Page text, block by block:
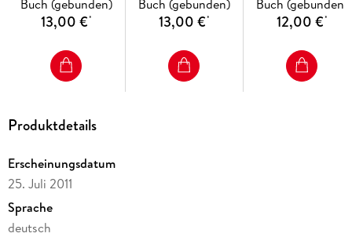
Buch (gebunden)
13,00 €*
Buch (gebunden)
13,00 €*
Buch (gebunden)
12,00 €*
Produktdetails
Erscheinungsdatum
25. Juli 2011
Sprache
deutsch